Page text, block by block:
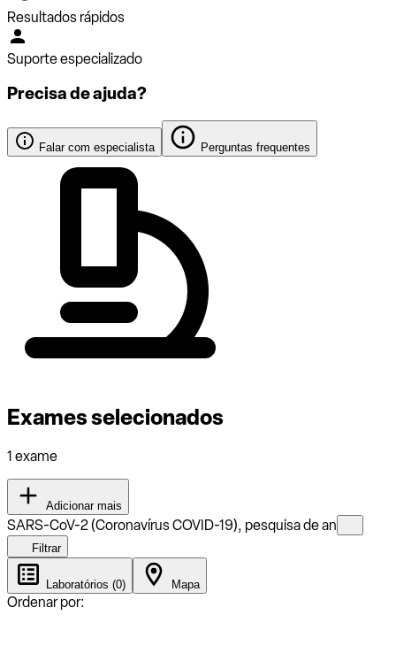
Resultados rápidos
Suporte especializado
Precisa de ajuda?
Falar com especialista Perguntas frequentes
Exames selecionados
1 exame
Adicionar mais
SARS-CoV-2 (Coronavírus COVID-19), pesquisa de an
Filtrar
Laboratórios (0) Mapa
Ordenar por: